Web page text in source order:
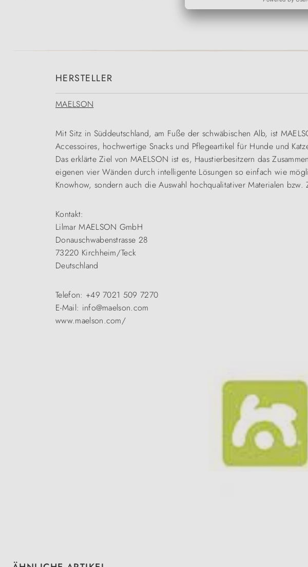
HERSTELLER
MAELSON
Mit Sitz in Süddeutschland, am Fuße der schwäbischen Alb, ist
Accessoires, hochwertige Snacks und Pflegeartikel für Hunde und
Das erklärte Ziel von MAELSON ist es, Haustierbesitzern das
eigenen vier Wänden durch intelligente Lösungen so einfach wie
Knowhow, sondern auch die Auswahl hochqualitativer Materialen bzw.
Kontakt:
Lilmar MAELSON GmbH
Donauschwabenstrasse 28
73220 Kirchheim/Teck
Deutschland
Telefon: +49 7021 509 7270
E-Mail: info@maelson.com
www.maelson.com/